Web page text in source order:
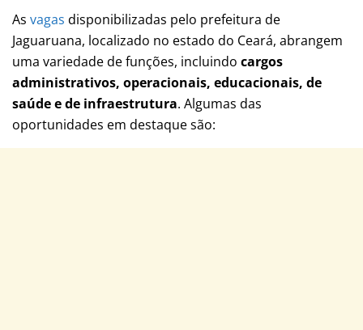
As vagas disponibilizadas pelo prefeitura de
Jaguaruana, localizado no estado do Ceará, abrangem
uma variedade de funções, incluindo cargos
administrativos, operacionais, educacionais, de
saúde e de infraestrutura. Algumas das
oportunidades em destaque são: